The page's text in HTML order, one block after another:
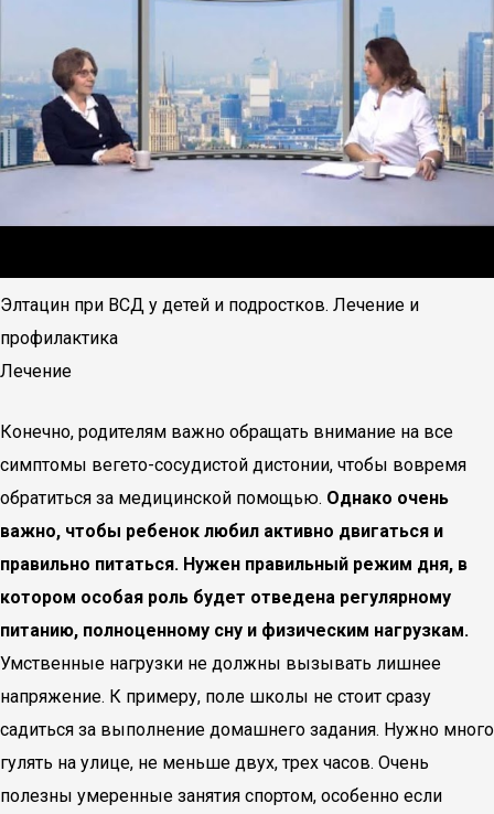
Элтацин при ВСД у детей и подростков. Лечение и
профилактика
Лечение
Конечно, родителям важно обращать внимание на все
симптомы вегето-сосудистой дистонии, чтобы вовремя
обратиться за медицинской помощью. Однако очень
важно, чтобы ребенок любил активно двигаться и
правильно питаться. Нужен правильный режим дня, в
котором особая роль будет отведена регулярному
питанию, полноценному сну и физическим нагрузкам.
Умственные нагрузки не должны вызывать лишнее
напряжение. К примеру, поле школы не стоит сразу
садиться за выполнение домашнего задания. Нужно много
гулять на улице, не меньше двух, трех часов. Очень
полезны умеренные занятия спортом, особенно если